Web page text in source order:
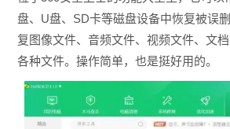
盘、U盘、SD卡等磁盘设备中恢复被误
复图像文件、音频文件、视频文件、文
各种文件。操作简单，也是挺好用的。